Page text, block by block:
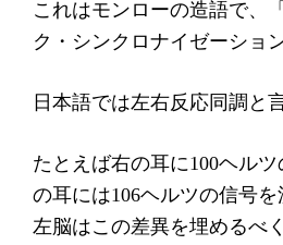
これはモンローの造語で、
ク・シンクロナイゼーショ
日本語では左右反応同調と
たとえば右の耳に100ヘル
の耳には106ヘルツの信号
左脳はこの差異を埋めるべ